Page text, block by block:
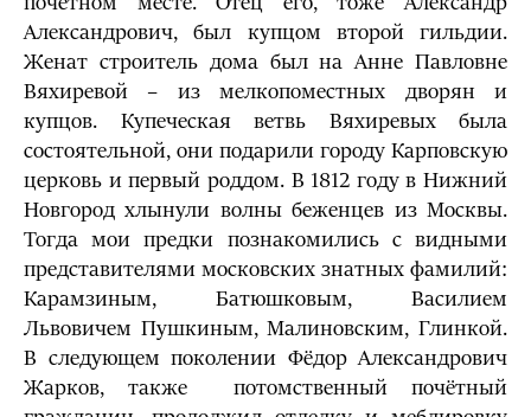
Александрович, был купцом второй гильдии.
Женат строитель дома был на Анне Павловне
Вяхиревой – из мелкопоместных дворян и
купцов. Купеческая ветвь Вяхиревых была
состоятельной, они подарили городу Карповскую
церковь и первый роддом. В 1812 году в Нижний
Новгород хлынули волны беженцев из Москвы.
Тогда мои предки познакомились с видными
представителями московских знатных фамилий:
Карамзиным, Батюшковым, Василием
Львовичем Пушкиным, Малиновским, Глинкой.
В следующем поколении Фёдор Александрович
Жарков, также потомственный почётный